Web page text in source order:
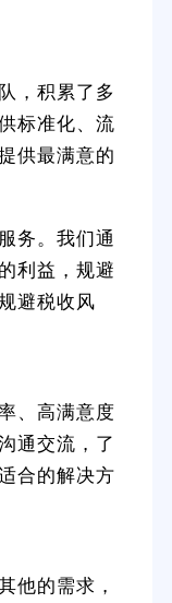
，积累了多
标准化、流
供最满意的
务。我们通
利益，规避
避税收风
、高满意度
通交流，了
合的解决方
他的需求，